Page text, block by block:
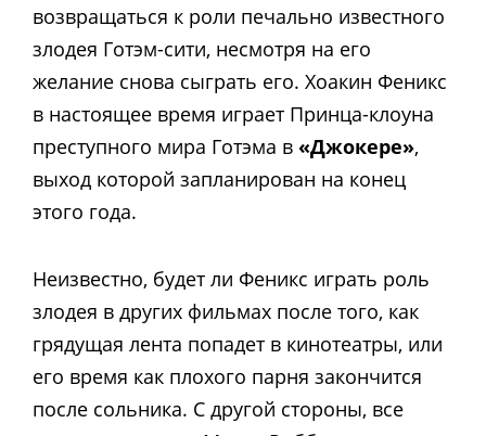
возвращаться к роли печально известного
злодея Готэм-сити, несмотря на его
желание снова сыграть его. Хоакин Феникс
в настоящее время играет Принца-клоуна
преступного мира Готэма в «Джокере»,
выход которой запланирован на конец
этого года.
Неизвестно, будет ли Феникс играть роль
злодея в других фильмах после того, как
грядущая лента попадет в кинотеатры, или
его время как плохого парня закончится
после сольника. С другой стороны, все